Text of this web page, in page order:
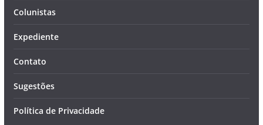
Colunistas
Expediente
Contato
Sugestões
Política de Privacidade